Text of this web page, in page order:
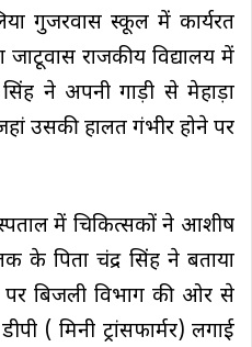
गुजरवास स्कूल में कार्यरत
जाटूवास राजकीय विद्यालय में
सिंह ने अपनी गाड़ी से मेहाड़ा
उसकी हालत गंभीर होने पर
में चिकित्सकों ने आशीष
के पिता चंद्र सिंह ने बताया
बिजली विभाग की ओर से
( मिनी ट्रांसफार्मर) लगाई